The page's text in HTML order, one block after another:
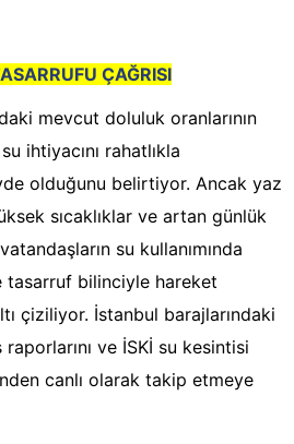
ÇAĞRISI
mevcut doluluk oranlarının
ihtiyacını rahatlıkla
olduğunu belirtiyor. Ancak yaz
sıcaklıklar ve artan günlük
su kullanımında
tasarruf bilinciyle hareket
çiziliyor. İstanbul barajlarındaki
ve İSKİ su kesintisi
canlı olarak takip etmeye